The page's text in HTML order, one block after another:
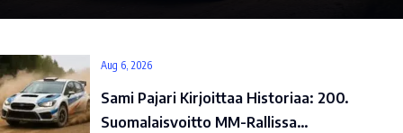
Aug 6, 2026
Sami Pajari Kirjoittaa Historiaa: 200.
Suomalaisvoitto MM-Rallissa…